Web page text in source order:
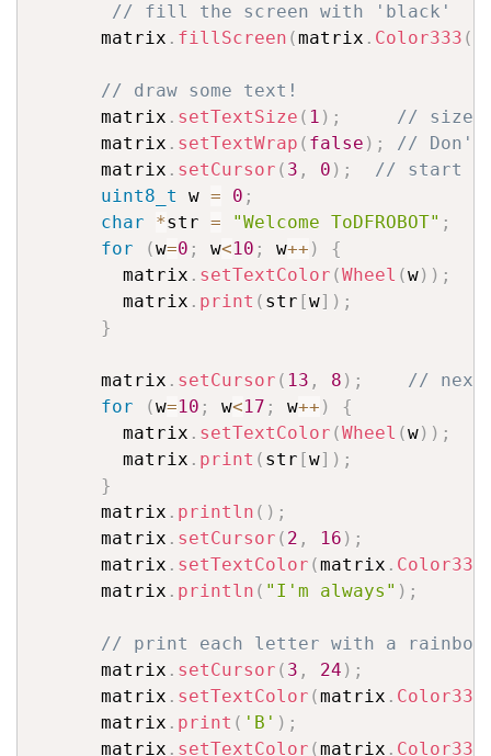
// fill the screen with 'black'
      matrix
. fillScreen (matrix . Color333 (
// draw some text!
      matrix
. setTextSize ( 1 ) ;
// size
      matrix
. setTextWrap ( false ) ;
// Don't
      matrix
. setCursor ( 3 , 0 ) ;
// start
uint8_t
w = 0 ;
char
*str = "Welcome ToDFROBOT" ;
for
(w=0 ; w<10 ; w++ )
{
        matrix
. setTextColor (Wheel (w) ) ;
        matrix
. print ( str [w] ) ;
}
      matrix
. setCursor ( 13 , 8 ) ;
//
for
(w=10 ; w<17 ; w++ )
{
        matrix
. setTextColor (Wheel (w) ) ;
        matrix
. print ( str [w] ) ;
}
      matrix
. println ( ) ;
      matrix
. setCursor ( 2 , 16 ) ;
      matrix
. setTextColor (matrix . Color333
      matrix
. println ( "I'm always" ) ;
// print each letter with a rainbow
      matrix
. setCursor ( 3 , 24 ) ;
      matrix
. setTextColor (matrix . Color333
      matrix
. print ( 'B' ) ;
      matrix
. setTextColor (matrix . Color333